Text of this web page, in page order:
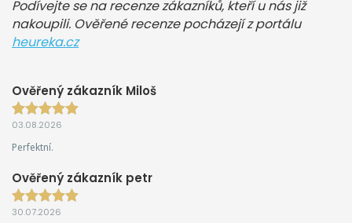
Podívejte se na recenze zákazníků, kteří u nás již
nakoupili. Ověřené recenze pocházejí z portálu
heureka.cz
Ověřený zákazník Miloš
03.08.2026
Perfektní.
Ověřený zákazník petr
30.07.2026